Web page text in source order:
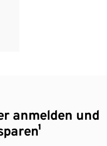
anmelden und